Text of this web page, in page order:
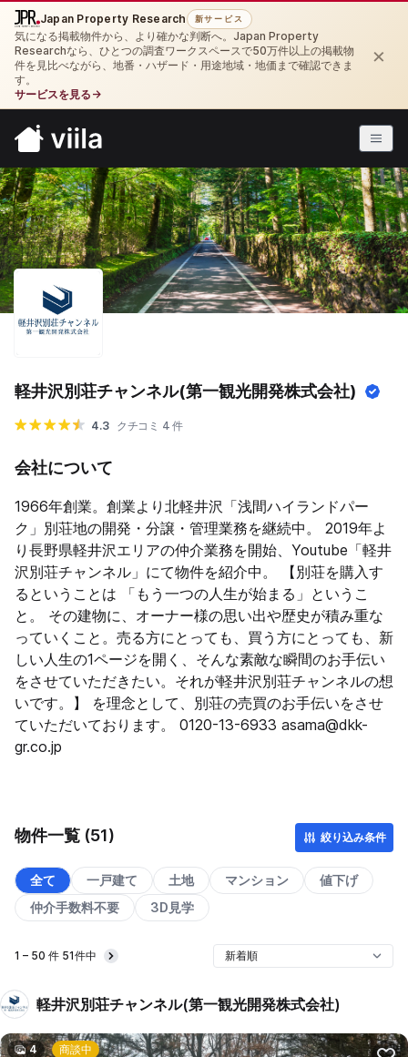
Japan Property Research 新サービス
気になる掲載物件から、より確かな判断へ。Japan Property
Researchなら、ひとつの調査ワークスペースで50万件以上の掲載物
件を見比べながら、地番・ハザード・用途地域・地価まで確認できま
す。
サービスを見る →
×
軽井沢別荘チャンネル(第一観光開発株式会社)
4.3 クチコミ 4 件
会社について
1966年創業。創業より北軽井沢「浅間ハイランドパー
ク」別荘地の開発・分譲・管理業務を継続中。 2019年よ
り長野県軽井沢エリアの仲介業務を開始、Youtube「軽井
沢別荘チャンネル」にて物件を紹介中。 【別荘を購入す
るということは 「もう一つの人生が始まる」というこ
と。 その建物に、オーナー様の思い出や歴史が積み重な
っていくこと。​ ​売る方にとっても、買う方にとっても、新
しい人生の1ページを開く、そんな素敵な瞬間のお手伝い
をさせていただきたい。 ​それが軽井沢別荘チャンネルの想
いです。】 を理念として、別荘の売買のお手伝いをさせ
ていただいております。 0120-13-6933 asama@dkk-
gr.co.jp
物件一覧 (51) 絞り込み条件
全て 一戸建て 土地 マンション
値下げ
仲介手数料不要
3D見学
1 – 50 件 51件中 Next
軽井沢別荘チャンネル(第一観光開発株式会社)
4 商談中